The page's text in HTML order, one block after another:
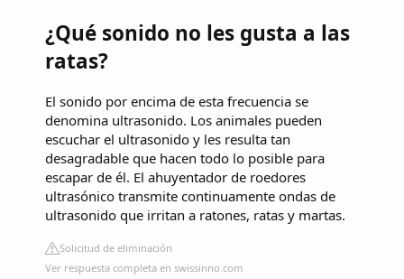
¿Qué sonido no les gusta a las
ratas?
El sonido por encima de esta frecuencia se
denomina ultrasonido. Los animales pueden
escuchar el ultrasonido y les resulta tan
desagradable que hacen todo lo posible para
escapar de él. El ahuyentador de roedores
ultrasónico transmite continuamente ondas de
ultrasonido que irritan a ratones, ratas y martas.
Solicitud de eliminación
Ver respuesta completa en swissinno.com